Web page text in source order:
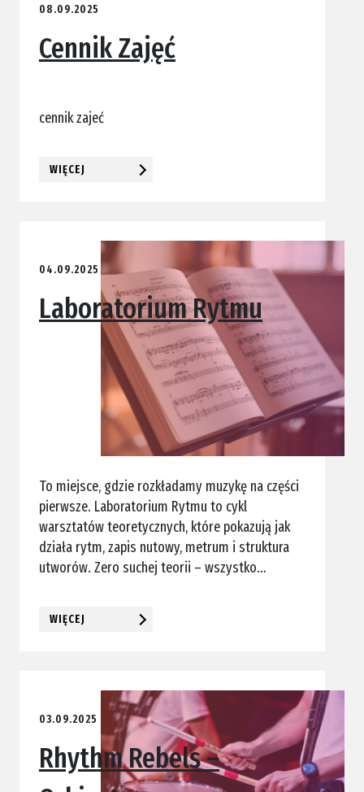
08.09.2025
Cennik Zajęć
cennik zajeć
WIĘCEJ
04.09.2025
Laboratorium Rytmu
To miejsce, gdzie rozkładamy muzykę na części
pierwsze. Laboratorium Rytmu to cykl
warsztatów teoretycznych, które pokazują jak
działa rytm, zapis nutowy, metrum i struktura
utworów. Zero suchej teorii – wszystko…
WIĘCEJ
03.09.2025
Rhythm Rebels –